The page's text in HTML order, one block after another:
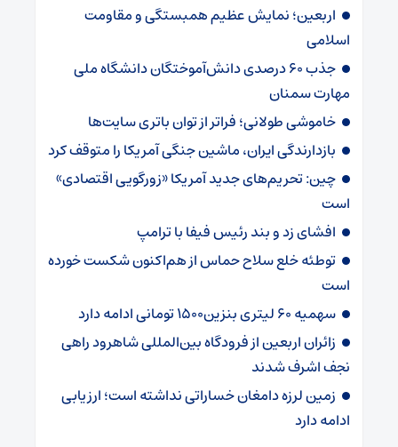
اربعین؛ نمایش عظیم همبستگی و مقاومت
اسلامی
جذب ۶۰ درصدی دانش‌آموختگان دانشگاه ملی
مهارت سمنان
خاموشی طولانی؛ فراتر از توان باتری سایت‌ها
بازدارندگی ایران، ماشین جنگی آمریکا را متوقف کرد
چین: تحریم‌های جدید آمریکا «زورگویی اقتصادی»
است
افشای زد و بند رئیس فیفا با ترامپ
توطئه خلع سلاح حماس از هم‌اکنون شکست خورده
است
سهمیه ۶۰ لیتری بنزین۱۵۰۰ تومانی ادامه دارد
زائران اربعین از فرودگاه بین‌المللی شاهرود راهی
نجف اشرف شدند
زمین لرزه دامغان خساراتی نداشته است؛ ارزیابی
ادامه دارد